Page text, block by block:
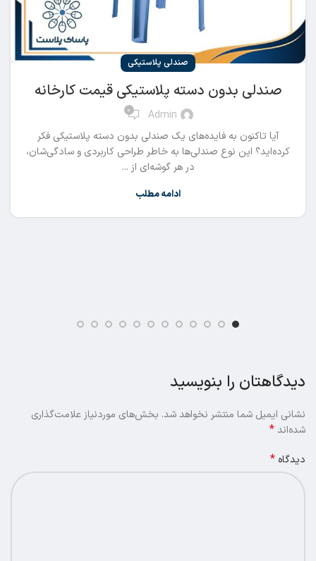
صندلی پلاستیکی
صندلی بدون دسته پلاستیکی قیمت کارخانه
Admin
0
آیا تاکنون به فایده‌های یک صندلی بدون دسته پلاستیکی فکر
کرده‌اید؟ این نوع صندلی‌ها به خاطر طراحی کاربردی و سادگی‌شان،
در هر گوشه‌ای از ...
ادامه مطلب
دیدگاهتان را بنویسید
نشانی ایمیل شما منتشر نخواهد شد. بخش‌های موردنیاز علامت‌گذاری
شده‌اند*
دیدگاه *